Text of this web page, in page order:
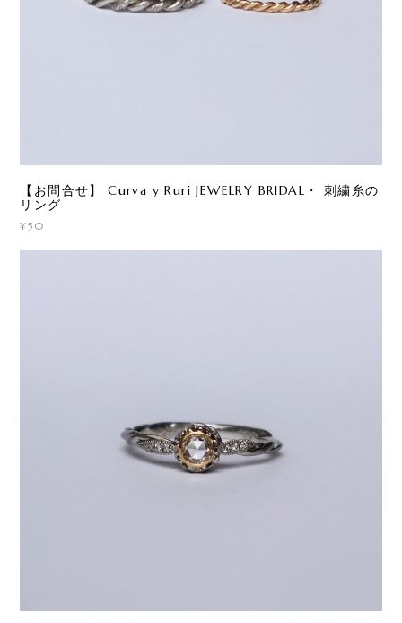
【お問合せ】 Curva y Ruri JEWELRY BRIDAL・ 刺繍糸の
リング
¥50